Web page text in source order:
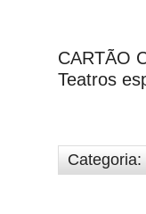
CARTÃO
Teatros
Categoria: